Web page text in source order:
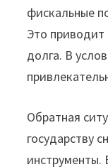
фискальные
Это
долга. В
Обратная
государству
инструменты.